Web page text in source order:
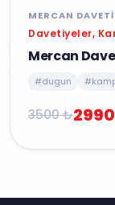
MERCAN
Davetiyeler,
Mercan
#dugun
3500 ₺